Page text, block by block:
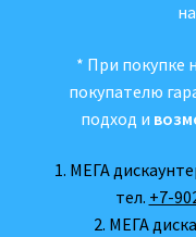
* При покупке
покупателю
подход и
1. МЕГА
тел. +7-
2. МЕГА